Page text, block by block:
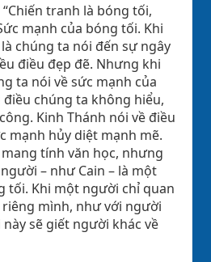
tranh là bóng tối,
mạnh của bóng tối. Khi
chúng ta nói đến sự ngây
điều đẹp đẽ. Nhưng khi
ta nói về sức mạnh của
chúng ta không hiểu,
Kinh Thánh nói về điều
mạnh hủy diệt mạnh mẽ.
tính văn học, nhưng
– như Cain – là một
tối. Khi một người chỉ quan
mình, như với người
sẽ giết người khác về